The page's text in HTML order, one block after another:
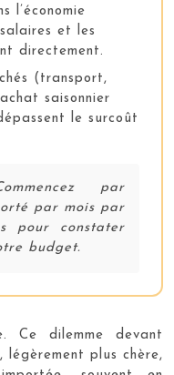
l’économie
et les
directement.
(transport,
saisonnier
le surcoût
par
par mois par
pour constater
budget.
Ce dilemme devant
légèrement plus chère,